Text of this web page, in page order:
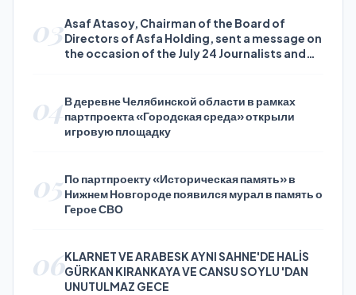
03Asaf Atasoy, Chairman of the Board of
Directors of Asfa Holding, sent a message on
the occasion of the July 24 Journalists and
04В деревне Челябинской области в рамках
партпроекта «Городская среда» открыли
игровую площадку
05По партпроекту «Историческая память» в
Нижнем Новгороде появился мурал в память о
Герое СВО
06KLARNET VE ARABESK AYNI SAHNE'DE HALİS
GÜRKAN KIRANKAYA VE CANSU SOYLU 'DAN
UNUTULMAZ GECE